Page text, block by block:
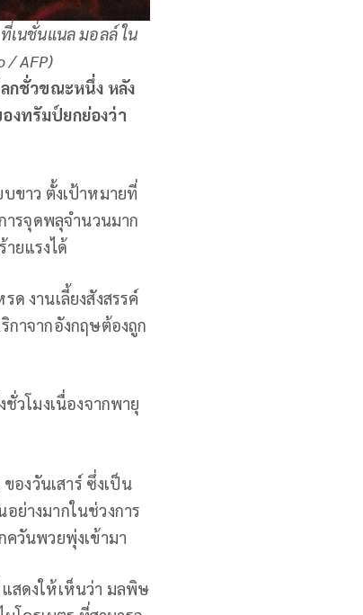
เนชั่นแนล มอลล์ ใน
/ AFP)
กชั่วขณะหนึ่ง หลัง
งทรัมป์ยกย่องว่า
บขาว ตั้งเป้าหมายที่
ารจุดพลุจำนวนมาก
ยแรงได้
งานเลี้ยงสังสรรค์
กาจากอังกฤษต้องถูก
วโมงเนื่องจากพายุ
องวันเสาร์ ซึ่งเป็น
ย่างมากในช่วงการ
วันพวยพุ่งเข้ามา
สดงให้เห็นว่า มลพิษ